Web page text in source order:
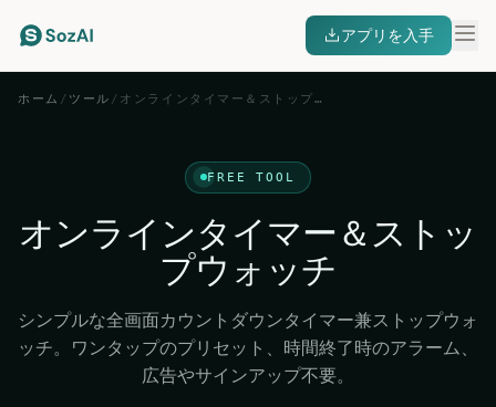
アプリを入手
ホーム / ツール / オンラインタイマー＆ストップウォッチ
FREE TOOL
オンラインタイマー＆ストッ
プウォッチ
シンプルな全画面カウントダウンタイマー兼ストップウォ
ッチ。ワンタップのプリセット、時間終了時のアラーム、
広告やサインアップ不要。